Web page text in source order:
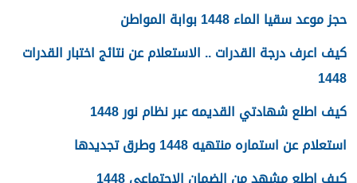
حجز موعد سقيا الماء 1448 بوابة المواطن
كيف اعرف درجة القدرات .. الاستعلام عن نتائج اختبار القدرات
1448
كيف اطلع شهادتي القديمه عبر نظام نور 1448
استعلام عن استماره منتهيه 1448 وطرق تجديدها